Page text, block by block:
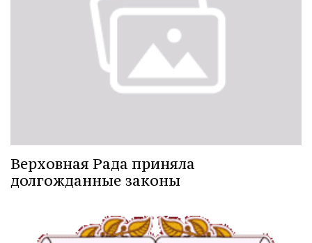
Верховная Рада приняла
долгожданные законы